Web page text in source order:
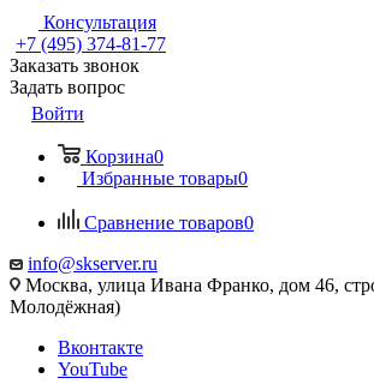
Консультация
+7 (495) 374-81-77
Заказать звонок
Задать вопрос
Войти
Корзина0
Избранные товары0
Сравнение товаров0
info@skserver.ru
Москва, улица Ивана Франко, дом 46,
Молодёжная)
Вконтакте
YouTube